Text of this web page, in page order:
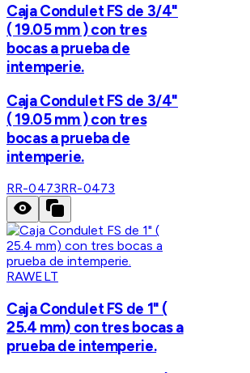
Caja Condulet FS de 3/4"
( 19.05 mm ) con tres
bocas a prueba de
intemperie.
Caja Condulet FS de 3/4"
( 19.05 mm ) con tres
bocas a prueba de
intemperie.
RR-0473RR-0473
RAWELT
Caja Condulet FS de 1" (
25.4 mm) con tres bocas a
prueba de intemperie.